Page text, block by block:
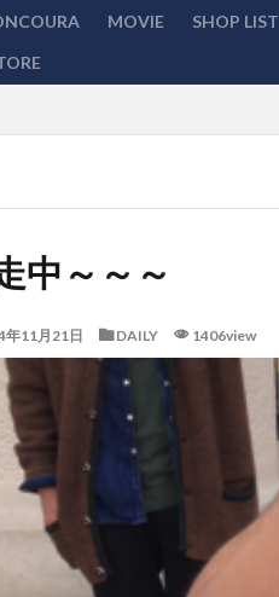
MOVIE SHOP LIST
中～～～
年11月21日 DAILY 1406view
ゴリー